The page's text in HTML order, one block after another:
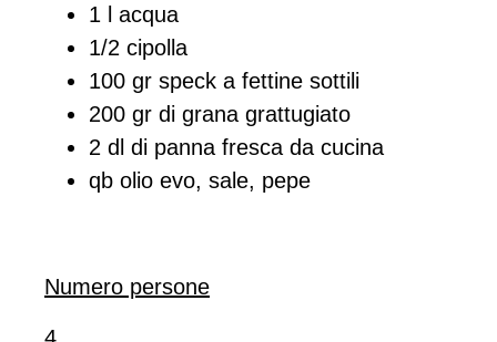
1 l acqua
1/2 cipolla
100 gr speck a fettine sottili
200 gr di grana grattugiato
2 dl di panna fresca da cucina
qb olio evo, sale, pepe
Numero persone